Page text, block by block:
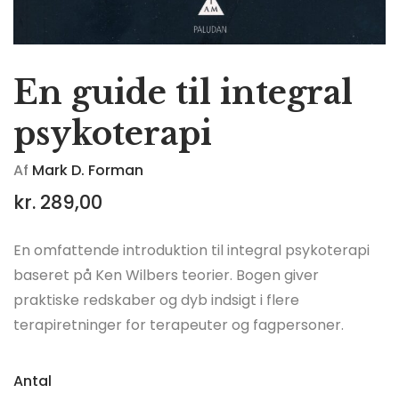
En guide til integral
psykoterapi
Af Mark D. Forman
kr. 289,00
En omfattende introduktion til integral psykoterapi
baseret på Ken Wilbers teorier. Bogen giver
praktiske redskaber og dyb indsigt i flere
terapiretninger for terapeuter og fagpersoner.
Antal